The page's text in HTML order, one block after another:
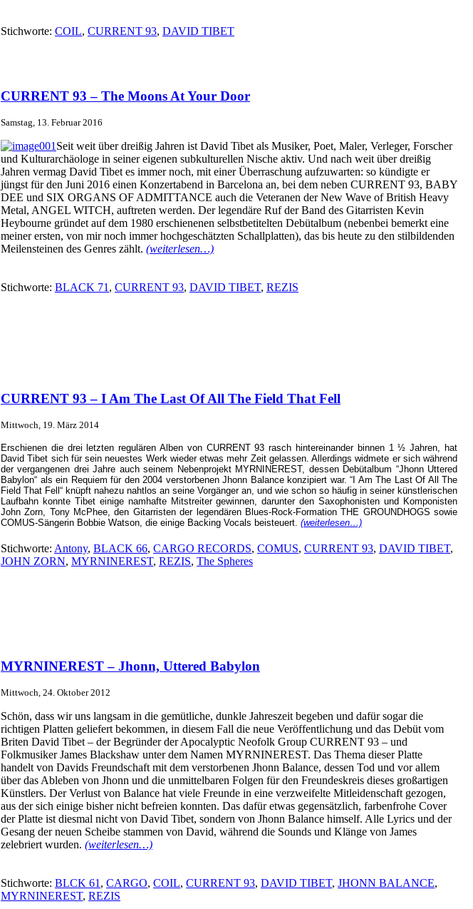
Stichworte: COIL, CURRENT 93, DAVID TIBET
CURRENT 93 – The Moons At Your Door
Samstag, 13. Februar 2016
Seit weit über dreißig Jahren ist David Tibet als Musiker, Poet, Maler, Verleger, Forscher
und Kulturarchäologe in seiner eigenen subkulturellen Nische aktiv. Und nach weit über dreißig
Jahren vermag David Tibet es immer noch, mit einer Überraschung aufzuwarten: so kündigte er
jüngst für den Juni 2016 einen Konzertabend in Barcelona an, bei dem neben CURRENT 93, BABY
DEE und SIX ORGANS OF ADMITTANCE auch die Veteranen der New Wave of British Heavy
Metal, ANGEL WITCH, auftreten werden. Der legendäre Ruf der Band des Gitarristen Kevin
Heybourne gründet auf dem 1980 erschienenen selbstbetitelten Debütalbum (nebenbei bemerkt eine
meiner ersten, von mir noch immer hochgeschätzten Schallplatten), das bis heute zu den stilbildenden
Meilensteinen des Genres zählt. (weiterlesen…)
Stichworte: BLACK 71 , CURRENT 93, DAVID TIBET, REZIS
CURRENT 93 – I Am The Last Of All The Field That Fell
Mittwoch, 19. März 2014
Erschienen die drei letzten regulären Alben von CURRENT 93 rasch hintereinander binnen 1 ½ Jahren, hat
David Tibet sich für sein neuestes Werk wieder etwas mehr Zeit gelassen. Allerdings widmete er sich während
der vergangenen drei Jahre auch seinem Nebenprojekt MYRNINEREST, dessen Debütalbum “Jhonn Uttered
Babylon“ als ein Requiem für den 2004 verstorbenen Jhonn Balance konzipiert war. “I Am The Last Of All The
Field That Fell“ knüpft nahezu nahtlos an seine Vorgänger an, und wie schon so häufig in seiner künstlerischen
Laufbahn konnte Tibet einige namhafte Mitstreiter gewinnen, darunter den Saxophonisten und Komponisten
John Zorn, Tony McPhee, den Gitarristen der legendären Blues-Rock-Formation THE GROUNDHOGS sowie
COMUS-Sängerin Bobbie Watson, die einige Backing Vocals beisteuert. (weiterlesen…)
Stichworte: Antony, BLACK 66, CARGO RECORDS, COMUS, CURRENT 93, DAVID TIBET,
JOHN ZORN, MYRNINEREST, REZIS, The Spheres
MYRNINEREST – Jhonn, Uttered Babylon
Mittwoch, 24. Oktober 2012
Schön, dass wir uns langsam in die gemütliche, dunkle Jahreszeit begeben und dafür sogar die
richtigen Platten geliefert bekommen, in diesem Fall die neue Veröffentlichung und das Debüt vom
Briten David Tibet – der Begründer der Apocalyptic Neofolk Group CURRENT 93 – und
Folkmusiker James Blackshaw unter dem Namen MYRNINEREST. Das Thema dieser Platte
handelt von Davids Freundschaft mit dem verstorbenen Jhonn Balance, dessen Tod und vor allem
über das Ableben von Jhonn und die unmittelbaren Folgen für den Freundeskreis dieses großartigen
Künstlers. Der Verlust von Balance hat viele Freunde in eine verzweifelte Mitleidenschaft gezogen,
aus der sich einige bisher nicht befreien konnten. Das dafür etwas gegensätzlich, farbenfrohe Cover
der Platte ist diesmal nicht von David Tibet, sondern von Jhonn Balance himself. Alle Lyrics und der
Gesang der neuen Scheibe stammen von David, während die Sounds und Klänge von James
zelebriert wurden. (weiterlesen…)
Stichworte: BLCK 61 , CARGO, COIL, CURRENT 93, DAVID TIBET, JHONN BALANCE,
MYRNINEREST, REZIS